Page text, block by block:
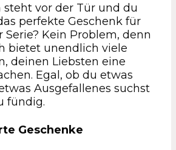
vor der Tür und du
perfekte Geschenk für
Serie? Kein Problem, denn
bietet unendlich viele
deinen Liebsten eine
Egal, ob du etwas
Ausgefallenes suchst
fündig.
Geschenke